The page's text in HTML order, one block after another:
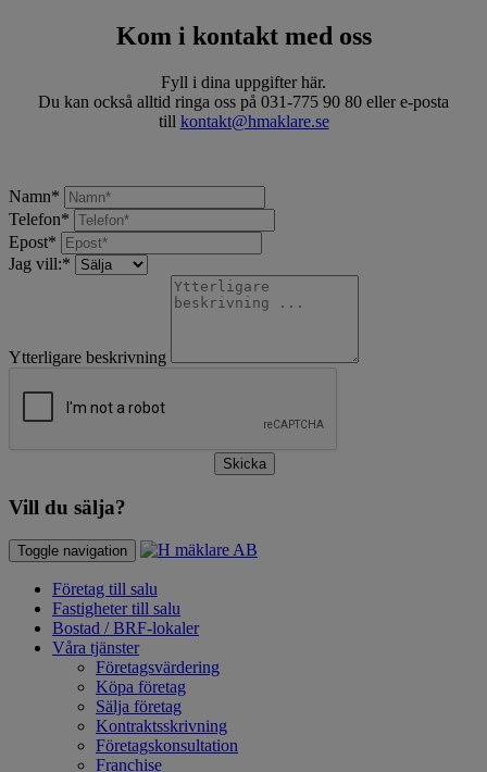
Kom i kontakt med oss
Fyll i dina uppgifter här.
Du kan också alltid ringa oss på 031-775 90 80 eller e-posta
till kontakt@hmaklare.se
Namn*
Telefon*
Epost*
Jag vill:*
Ytterligare beskrivning
Skicka
Vill du sälja?
Toggle navigation
Företag till salu
Fastigheter till salu
Bostad / BRF-lokaler
Våra tjänster
Företagsvärdering
Köpa företag
Sälja företag
Kontraktsskrivning
Företagskonsultation
Franchise